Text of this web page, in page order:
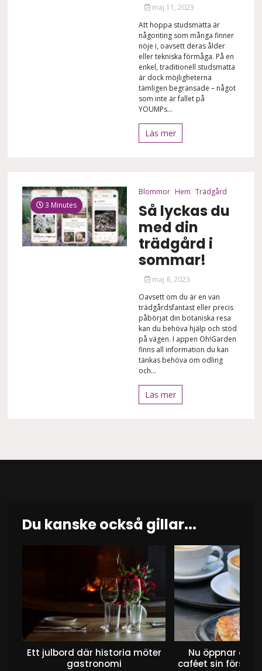
maj 11, 2023
Att hoppa studsmatta är
någonting som många finner
nöje i, oavsett deras ålder
eller tekniska förmåga. På en
enkel, traditionell studsmatta
är dock möjligheterna
tämligen begränsade – något
som inte är fallet på
YOUMPs...
Läs mer
3 Minutes
Blommor Hem Trädgård
Så lyckas du
med din
trädgård i
sommar!
maj 8, 2023
Oavsett om du är en van
trädgårdsfantast eller precis
påbörjat din botaniska resa
kan du behöva hjälp och stöd
på vägen. I appen Oh!Garden
finns all information du kan
tänkas behöva om odling
och...
Läs mer
Du kanske också gillar...
Ett julbord där historia möter
gastronomi
Nu öppnar det
caféet sin första